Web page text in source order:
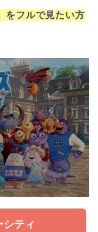
をフルで見たい方
ティ